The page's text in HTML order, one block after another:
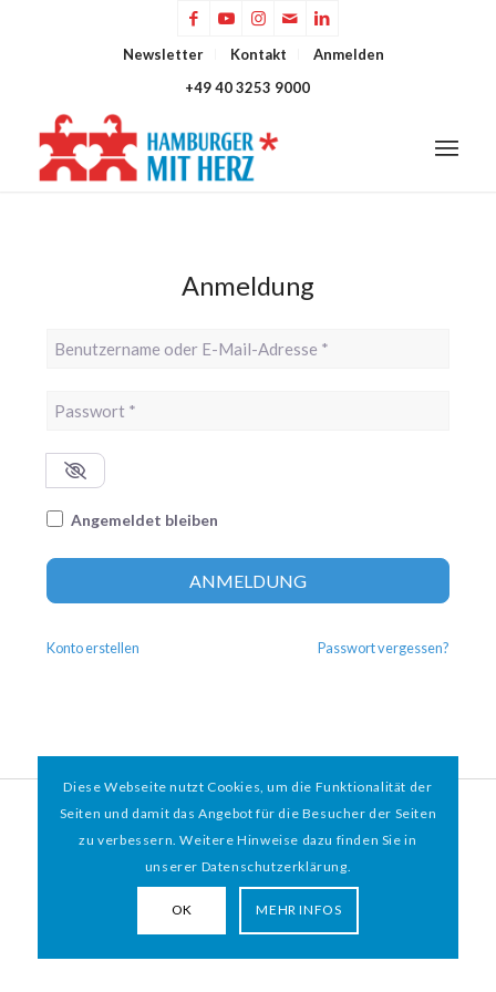
Newsletter Kontakt
Anmelden
+49 40 3253 9000
Anmeldung
Benutzername oder E-Mail-Adresse
Passwort *
Angemeldet bleiben
ANMELDUNG
Konto erstellen Passwort vergessen?
© 2026 HAMBURGER*MIT HERZ e.V. | WEBDESIGN BY WEBIGAMI
Diese Webseite nutzt Cookies, um die Funktionalität der
Seiten und damit das Angebot für die Besucher der Seiten
zu verbessern. Weitere Hinweise dazu finden Sie in
unserer Datenschutzerklärung.
OK MEHR INFOS